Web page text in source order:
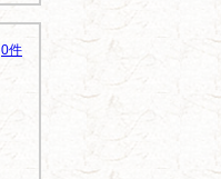
0件